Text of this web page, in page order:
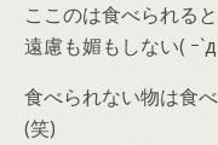
ここのは食べられる
遠慮も媚もしない( ｰ`д
食べられない物は食
(笑)